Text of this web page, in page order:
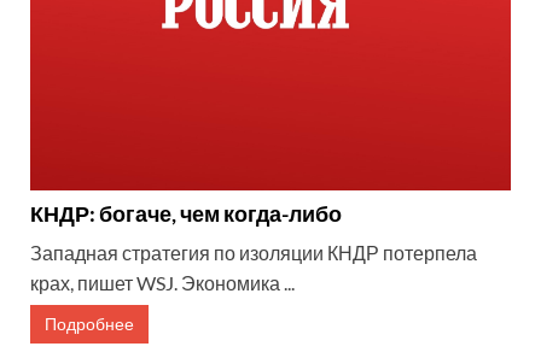
КНДР: богаче, чем когда-либо
Западная стратегия по изоляции КНДР потерпела
крах, пишет WSJ. Экономика ...
Подробнее